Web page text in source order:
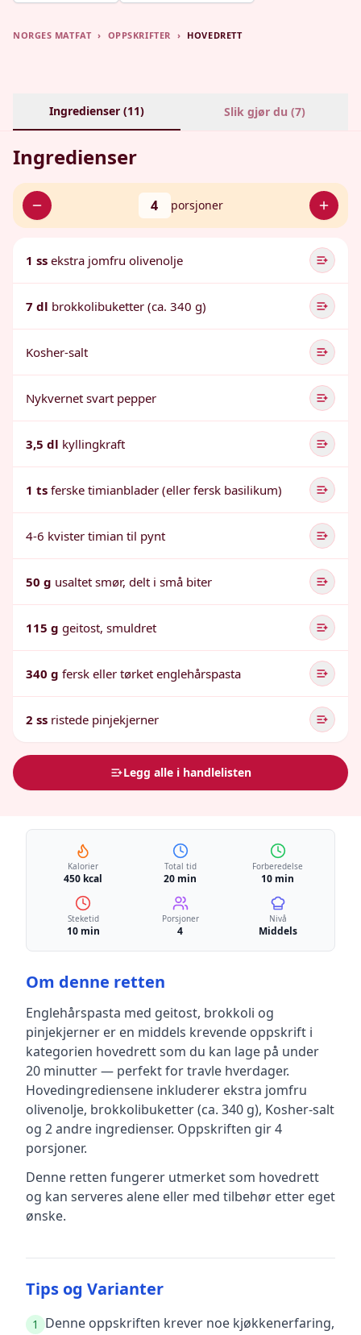
NORGES MATFAT › OPPSKRIFTER › HOVEDRETT
Ingredienser (11) Slik gjør du (7)
Ingredienser
4 porsjoner
1 ss ekstra jomfru olivenolje
7 dl brokkolibuketter (ca. 340 g)
Kosher-salt
Nykvernet svart pepper
3,5 dl kyllingkraft
1 ts ferske timianblader (eller fersk basilikum)
4-6 kvister timian til pynt
50 g usaltet smør, delt i små biter
115 g geitost, smuldret
340 g fersk eller tørket englehårspasta
2 ss ristede pinjekjerner
Legg alle i handlelisten
Kalorier
450 kcal
Total tid
20 min
Forberedelse
10 min
Steketid
10 min
Porsjoner
4
Nivå
Middels
Om denne retten
Englehårspasta med geitost, brokkoli og
pinjekjerner er en middels krevende oppskrift i
kategorien hovedrettsom du kan lage på under
20 minutter — perfekt for travle hverdager.
Hovedingrediensene inkluderer ekstra jomfru
olivenolje, brokkolibuketter (ca. 340 g), Kosher-salt
og 2 andre ingredienser. Oppskriften gir4
porsjoner.
Denne retten fungerer utmerket som hovedrett
og kan serveres alene eller med tilbehør etter eget
ønske.
Tips og Varianter
1
Denne oppskriften krever noe kjøkkenerfaring,